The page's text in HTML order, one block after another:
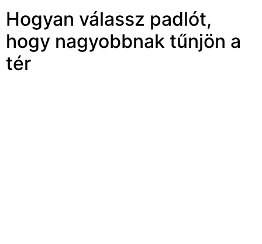
Hogyan válassz padlót,
hogy nagyobbnak tűnjön a
tér